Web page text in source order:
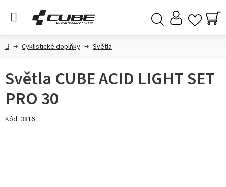
DomůCyklistické doplňky Světla
Světla CUBE ACID LIGHT SET
PRO 30
Kód: 3816